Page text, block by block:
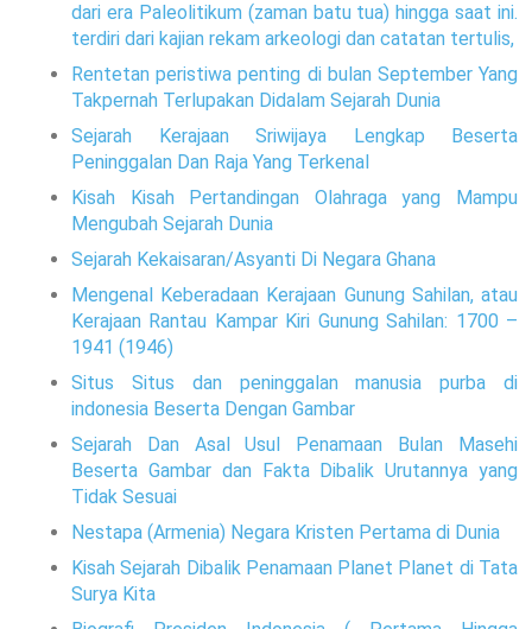
dari era Paleolitikum (zaman batu tua) hingga saat ini.
terdiri dari kajian rekam arkeologi dan catatan tertulis,
Rentetan peristiwa penting di bulan September Yang
Takpernah Terlupakan Didalam Sejarah Dunia
Sejarah Kerajaan Sriwijaya Lengkap Beserta
Peninggalan Dan Raja Yang Terkenal
Kisah Kisah Pertandingan Olahraga yang Mampu
Mengubah Sejarah Dunia
Sejarah Kekaisaran/Asyanti Di Negara Ghana
Mengenal Keberadaan Kerajaan Gunung Sahilan, atau
Kerajaan Rantau Kampar Kiri Gunung Sahilan: 1700 –
1941 (1946)
Situs Situs dan peninggalan manusia purba di
indonesia Beserta Dengan Gambar
Sejarah Dan Asal Usul Penamaan Bulan Masehi
Beserta Gambar dan Fakta Dibalik Urutannya yang
Tidak Sesuai
Nestapa (Armenia) Negara Kristen Pertama di Dunia
Kisah Sejarah Dibalik Penamaan Planet Planet di Tata
Surya Kita